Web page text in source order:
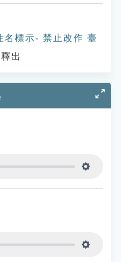
名標示- 禁止改作 臺
出